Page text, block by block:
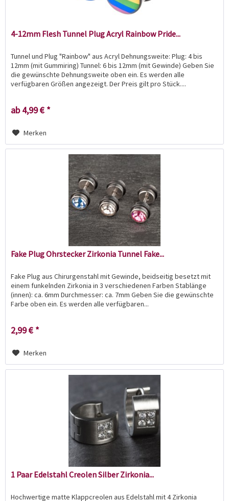
4-12mm Flesh Tunnel Plug Acryl Rainbow Pride...
Tunnel und Plug "Rainbow" aus Acryl Dehnungsweite: Plug: 4 bis
12mm (mit Gummiring) Tunnel: 6 bis 12mm (mit Gewinde) Geben Sie
die gewünschte Dehnungsweite oben ein. Es werden alle
verfügbaren Größen angezeigt. Der Preis gilt pro Stück....
ab 4,99 € *
Merken
Fake Plug Ohrstecker Zirkonia Tunnel Fake...
Fake Plug aus Chirurgenstahl mit Gewinde, beidseitig besetzt mit
einem funkelnden Zirkonia in 3 verschiedenen Farben Stablänge
(innen): ca. 6mm Durchmesser: ca. 7mm Geben Sie die gewünschte
Farbe oben ein. Es werden alle verfügbaren...
2,99 € *
Merken
1 Paar Edelstahl Creolen Silber Zirkonia...
Hochwertige matte Klappcreolen aus Edelstahl mit 4 Zirkonia